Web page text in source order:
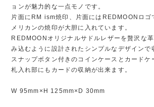
ョンが魅力的な一点モノです。
片面にRM ism焼印、片面にはREDMOONロゴ
メリカンの焼印が大胆に入れています。
REDMOONオリジナルサドルレザーを贅沢な
み込むように設計されたシンプルなデザインで
スナップボタン付きのコインケースとカードケ
札入れ部にもカードの収納が出来ます。
W 95mm×H 125mm×D 30mm